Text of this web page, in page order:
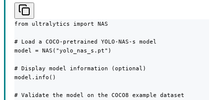
from ultralytics import NAS
# Load a COCO-pretrained YOLO-NAS-s model
model = NAS("yolo_nas_s.pt")
# Display model information (optional)
model.info()
# Validate the model on the COCO8 example dataset